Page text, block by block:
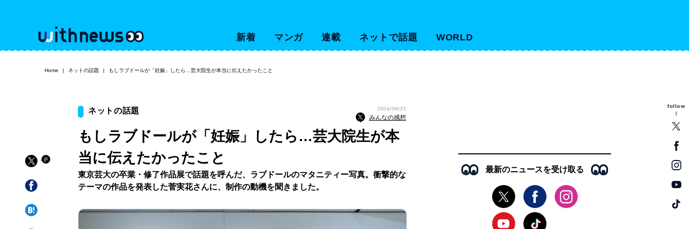
新着 マンガ 連載 ネットで話題 WORLD
follow
Home ネットの話題 もしラブドールが「妊娠」したら…芸大院生が本当に伝えたかったこと
ネットの話題 2016/04/21
みんなの感想
もしラブドールが「妊娠」したら…芸大院生が本
当に伝えたかったこと
東京芸大の卒業・修了作品展で話題を呼んだ、ラブドールのマタニティー写真。衝撃的な
テーマの作品を発表した菅実花さんに、制作の動機を聞きました。
最新のニュースを受け取る